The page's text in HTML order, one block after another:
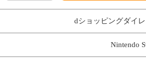
dショッピングダイ
Nintendo